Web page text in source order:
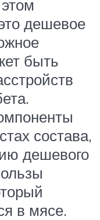
дешевое
быть
состава,
дешевого
в мясе.